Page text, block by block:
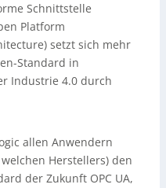
Schnittstelle
Platform
setzt sich mehr
Standard in
Industrie 4.0 durch
allen Anwendern
Herstellers) den
der Zukunft OPC UA,